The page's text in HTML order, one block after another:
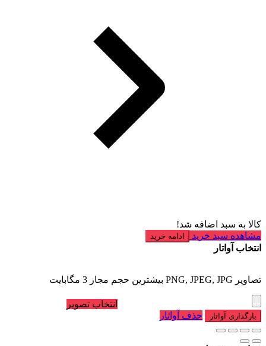
کالا به سبد اضافه شد!
مشاهده سبد خرید
ادامه خرید
انتخاب آواتار
تصاویر PNG, JPEG, JPG بیشترین حجم مجاز 3 مگابایت
انتخاب تصویر
بارگذاری آواتار حذف آواتار